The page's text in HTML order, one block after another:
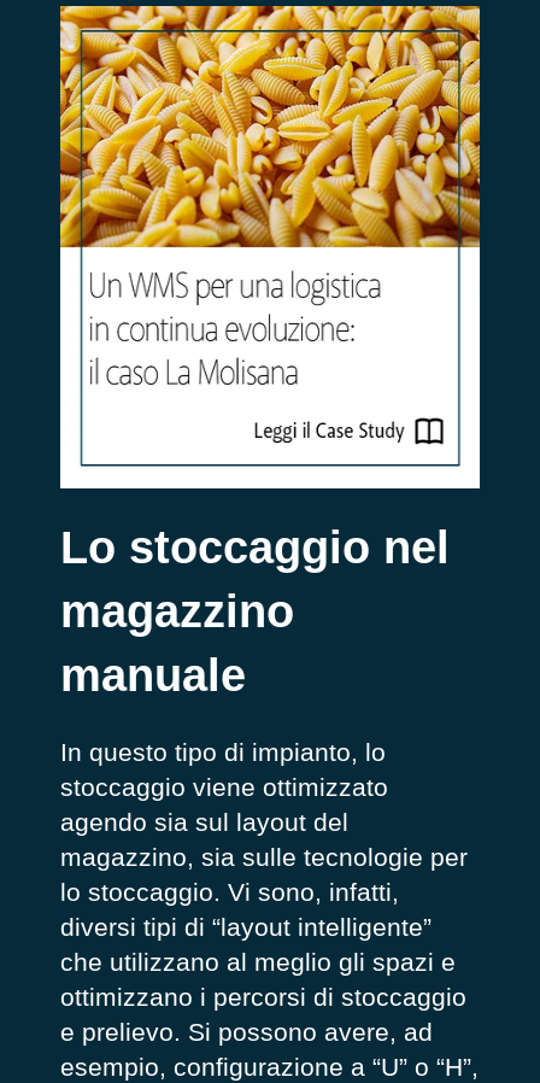
Lo stoccaggio nel
magazzino
manuale
In questo tipo di impianto, lo
stoccaggio viene ottimizzato
agendo sia sul layout del
magazzino, sia sulle tecnologie per
lo stoccaggio. Vi sono, infatti,
diversi tipi di “layout intelligente”
che utilizzano al meglio gli spazi e
ottimizzano i percorsi di stoccaggio
e prelievo. Si possono avere, ad
esempio, configurazione a “U” o “H”,